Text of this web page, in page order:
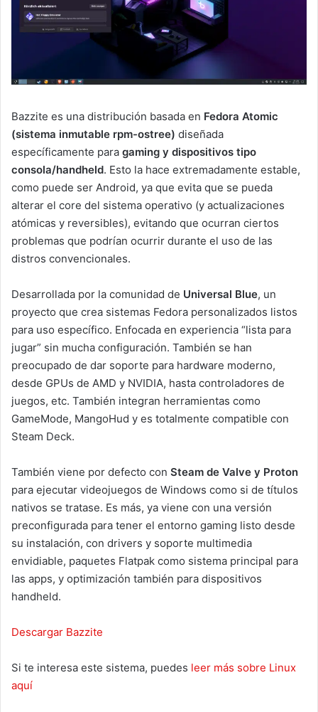
Bazzite es una distribución basada en Fedora Atomic
(sistema inmutable rpm-ostree) diseñada
específicamente para gaming y dispositivos tipo
consola/handheld. Esto la hace extremadamente estable,
como puede ser Android, ya que evita que se pueda
alterar el core del sistema operativo (y actualizaciones
atómicas y reversibles), evitando que ocurran ciertos
problemas que podrían ocurrir durante el uso de las
distros convencionales.
Desarrollada por la comunidad de Universal Blue, un
proyecto que crea sistemas Fedora personalizados listos
para uso específico. Enfocada en experiencia “lista para
jugar” sin mucha configuración. También se han
preocupado de dar soporte para hardware moderno,
desde GPUs de AMD y NVIDIA, hasta controladores de
juegos, etc. También integran herramientas como
GameMode, MangoHud y es totalmente compatible con
Steam Deck.
También viene por defecto con Steam de Valve y Proton
para ejecutar videojuegos de Windows como si de títulos
nativos se tratase. Es más, ya viene con una versión
preconfigurada para tener el entorno gaming listo desde
su instalación, con drivers y soporte multimedia
envidiable, paquetes Flatpak como sistema principal para
las apps, y optimización también para dispositivos
handheld.
Descargar Bazzite
Si te interesa este sistema, puedes leer más sobre Linux
aquí